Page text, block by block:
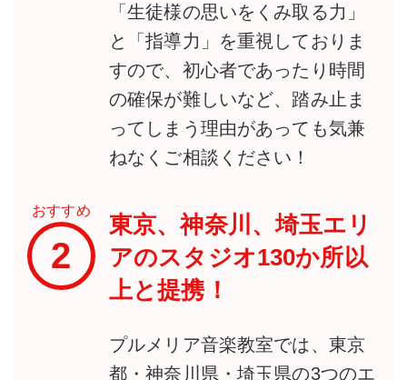
「生徒様の思いをくみ取る力」
と「指導力」を重視しておりま
すので、初心者であったり時間
の確保が難しいなど、踏み止ま
ってしまう理由があっても気兼
ねなくご相談ください！
おすすめ
2
東京、神奈川、埼玉エリ
アのスタジオ130か所以
上と提携！
プルメリア音楽教室では、東京
都・神奈川県・埼玉県の3つのエ